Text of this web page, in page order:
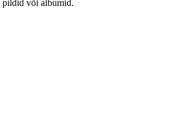
pildid või albumid.